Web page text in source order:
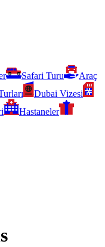
Safari Turu
Araç
Dubai Vizesi
Hastaneler